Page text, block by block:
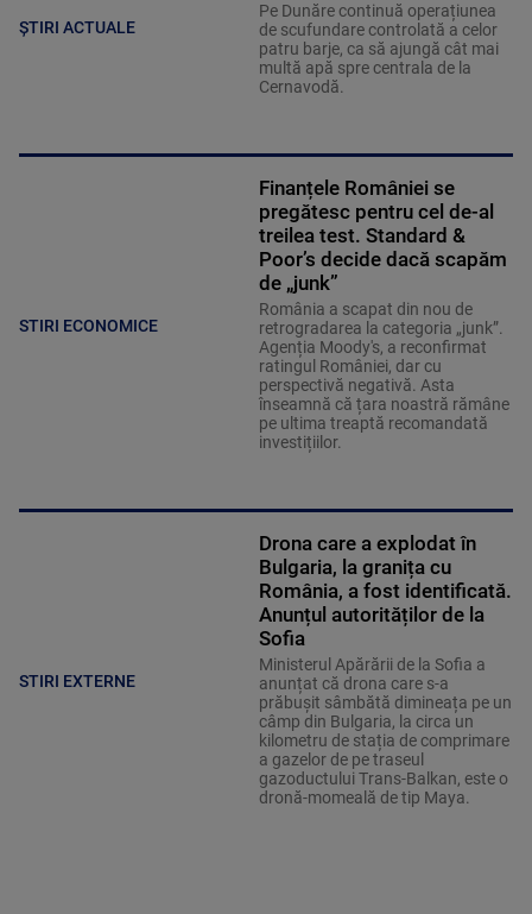
ȘTIRI ACTUALE
Pe Dunăre continuă operațiunea
de scufundare controlată a celor
patru barje, ca să ajungă cât mai
multă apă spre centrala de la
Cernavodă.
STIRI ECONOMICE
Finanțele României se
pregătesc pentru cel de-al
treilea test. Standard &
Poor’s decide dacă scapăm
de „junk”
România a scapat din nou de
retrogradarea la categoria „junk”.
Agenția Moody's, a reconfirmat
ratingul României, dar cu
perspectivă negativă. Asta
înseamnă că țara noastră rămâne
pe ultima treaptă recomandată
investițiilor.
STIRI EXTERNE
Drona care a explodat în
Bulgaria, la granița cu
România, a fost identificată.
Anunțul autorităților de la
Sofia
Ministerul Apărării de la Sofia a
anunțat că drona care s-a
prăbușit sâmbătă dimineața pe un
câmp din Bulgaria, la circa un
kilometru de stația de comprimare
a gazelor de pe traseul
gazoductului Trans-Balkan, este o
dronă-momeală de tip Maya.